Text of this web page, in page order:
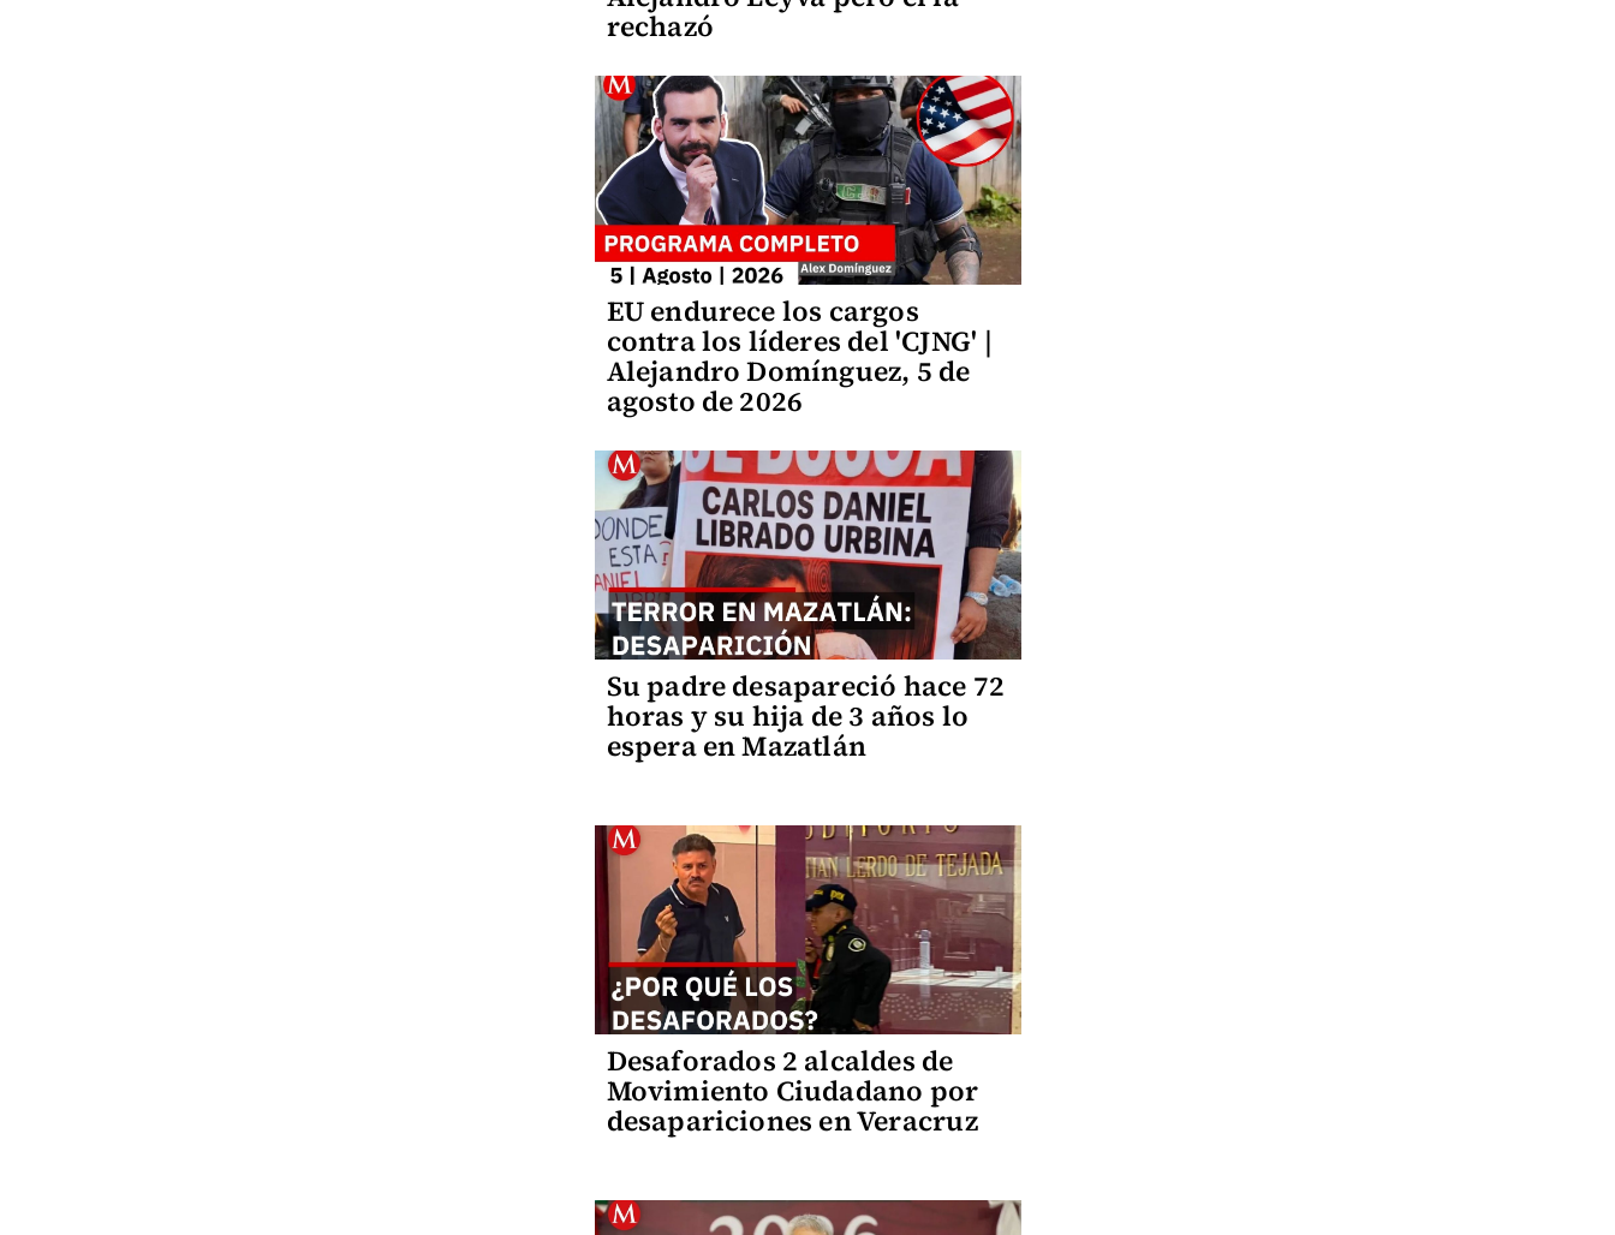
rechazó
EU endurece los cargos
contra los líderes del 'CJNG' |
Alejandro Domínguez, 5 de
agosto de 2026
Su padre desapareció hace 72
horas y su hija de 3 años lo
espera en Mazatlán
Desaforados 2 alcaldes de
Movimiento Ciudadano por
desapariciones en Veracruz